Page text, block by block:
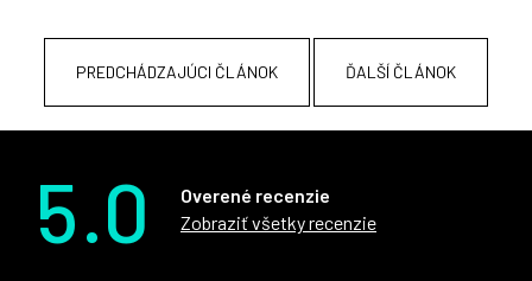
PREDCHÁDZAJÚCI ČLÁNOK ĎALŠÍ ČLÁNOK
5.0
Overené recenzie
Zobraziť všetky recenzie